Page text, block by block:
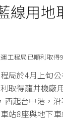
線用地
工程局已順利取
局於4月上旬
取得龍井機廠
西起台中港，
站8座與地下